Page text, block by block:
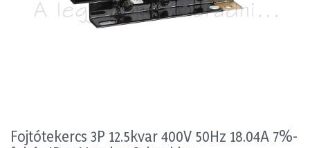
Fojtótekercs 3P 12.5kvar 400V 50Hz 18.04A 7%-